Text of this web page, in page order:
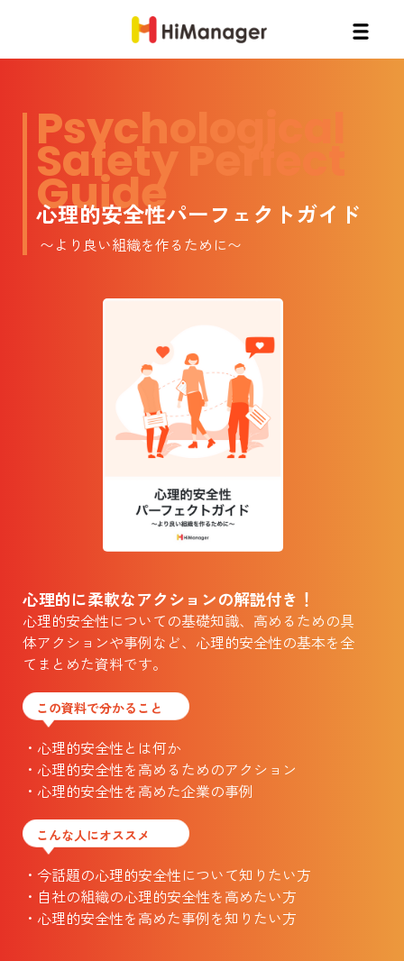
Psychological
Safety Perfect
Guide
心理的安全性パーフェクトガイド
〜より良い組織を作るために〜
心理的に柔軟なアクションの解説付き！
心理的安全性についての基礎知識、高めるための具
体アクションや事例など、心理的安全性の基本を全
てまとめた資料です。
この資料で分かること
・心理的安全性とは何か
・心理的安全性を高めるためのアクション
・心理的安全性を高めた企業の事例
こんな人にオススメ
・今話題の心理的安全性について知りたい方
・自社の組織の心理的安全性を高めたい方
・心理的安全性を高めた事例を知りたい方